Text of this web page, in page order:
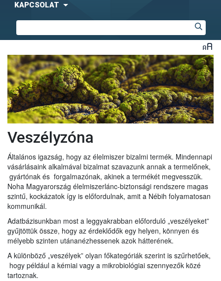
KAPCSOLAT
Veszélyzóna
Általános igazság, hogy az élelmiszer bizalmi termék. Mindennapi
vásárlásaink alkalmával bizalmat szavazunk annak a termelőnek,
gyártónak és forgalmazónak, akinek a termékét megvesszük.
Noha Magyarország élelmiszerlánc-biztonsági rendszere magas
szintű, kockázatok így is előfordulnak, amit a Nébih folyamatosan
kommunikál.
Adatbázisunkban most a leggyakrabban előforduló „veszélyeket”
gyűjtöttük össze, hogy az érdeklődők egy helyen, könnyen és
mélyebb szinten utánanézhessenek azok hátterének.
A különböző „veszélyek” olyan főkategóriák szerint is szűrhetőek,
hogy például a kémiai vagy a mikrobiológiai szennyezők közé
tartoznak.